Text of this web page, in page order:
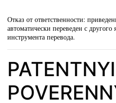
Отказ от ответственности:
автоматически переведен с
инструмента перевода.
PATENTNYI